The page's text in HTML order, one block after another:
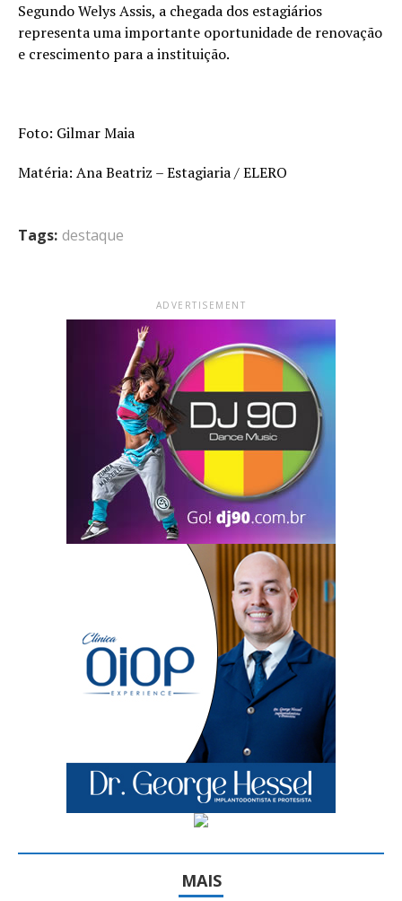
Segundo Welys Assis, a chegada dos estagiários
representa uma importante oportunidade de renovação
e crescimento para a instituição.
Foto: Gilmar Maia
Matéria: Ana Beatriz – Estagiaria / ELERO
Tags: destaque
ADVERTISEMENT
MAIS